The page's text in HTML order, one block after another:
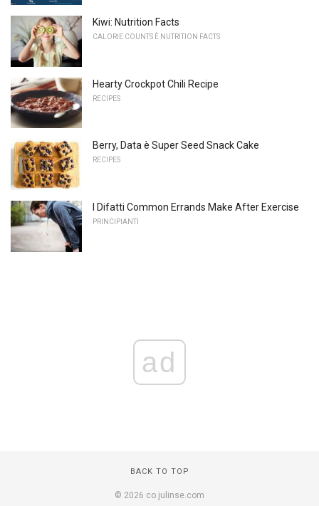
Kiwi: Nutrition Facts
CALORIE COUNTS È NUTRITION FACTS
Hearty Crockpot Chili Recipe
RECIPES
Berry, Data è Super Seed Snack Cake
RECIPES
I Difatti Common Errands Make After Exercise
PRINCIPIANTI
ad
BACK TO TOP
© 2026 co.julinse.com